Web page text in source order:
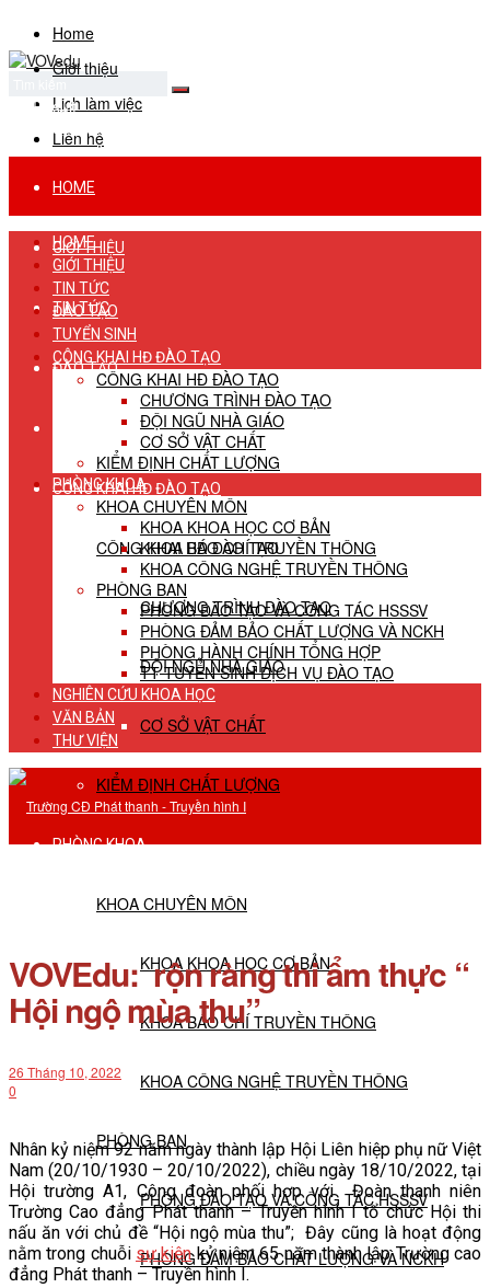
Home
Giới thiệu
Lịch làm việc
Liên hệ
No Result
View All Result
HOME
GIỚI THIỆU
TIN TỨC
ĐÀO TẠO
TUYỂN SINH
CÔNG KHAI HĐ ĐÀO TẠO
CÔNG KHAI HĐ ĐÀO TẠO
CHƯƠNG TRÌNH ĐÀO TẠO
ĐỘI NGŨ NHÀ GIÁO
CƠ SỞ VẬT CHẤT
KIỂM ĐỊNH CHẤT LƯỢNG
PHÒNG KHOA
KHOA CHUYÊN MÔN
KHOA KHOA HỌC CƠ BẢN
KHOA BÁO CHÍ TRUYỀN THÔNG
KHOA CÔNG NGHỆ TRUYỀN THÔNG
PHÒNG BAN
PHÒNG ĐÀO TẠO VÀ CÔNG TÁC HSSSV
PHÒNG ĐẢM BẢO CHẤT LƯỢNG VÀ NCKH
HOME
GIỚI THIỆU
TIN TỨC
ĐÀO TẠO
TUYỂN SINH
CÔNG KHAI HĐ ĐÀO TẠO
CÔNG KHAI HĐ ĐÀO TẠO
CHƯƠNG TRÌNH ĐÀO TẠO
ĐỘI NGŨ NHÀ GIÁO
CƠ SỞ VẬT CHẤT
KIỂM ĐỊNH CHẤT LƯỢNG
PHÒNG KHOA
KHOA CHUYÊN MÔN
KHOA KHOA HỌC CƠ BẢN
KHOA BÁO CHÍ TRUYỀN THÔNG
KHOA CÔNG NGHỆ TRUYỀN THÔNG
PHÒNG BAN
PHÒNG ĐÀO TẠO VÀ CÔNG TÁC HSSSV
PHÒNG ĐẢM BẢO CHẤT LƯỢNG VÀ NCKH
PHÒNG HÀNH CHÍNH TỔNG HỢP
TT TUYỂN SINH DỊCH VỤ ĐÀO TẠO
NGHIÊN CỨU KHOA HỌC
VĂN BẢN
THƯ VIỆN
VOVEdu: rộn ràng thi ẩm thực “
Hội ngộ mùa thu”
26 Tháng 10, 2022
0
Nhân kỷ niệm 92 năm ngày thành lập Hội Liên hiệp phụ nữ Việt
Nam (20/10/1930 – 20/10/2022), chiều ngày 18/10/2022, tại
Hội trường A1, Công đoàn phối hợp với Đoàn thanh niên
Trường Cao đẳng Phát thanh – Truyền hình I tổ chức Hội thi
nấu ăn với chủ đề “Hội ngộ mùa thu”; Đây cũng là hoạt động
nằm trong chuỗi sự kiệnkỷ niệm 65 năm thành lập Trường cao
đẳng Phát thanh – Truyền hình I.